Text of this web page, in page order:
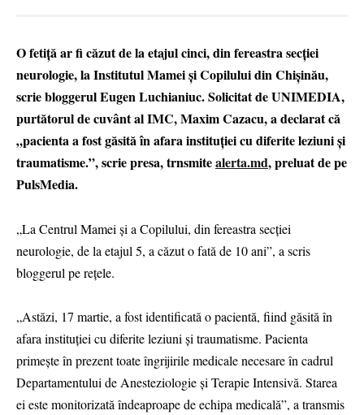
O fetiță ar fi căzut de la etajul cinci, din fereastra secției
neurologie, la Institutul Mamei și Copilului din Chișinău,
scrie bloggerul Eugen Luchianiuc. Solicitat de UNIMEDIA,
purtătorul de cuvânt al IMC, Maxim Cazacu, a declarat că
„pacienta a fost găsită în afara instituției cu diferite leziuni și
traumatisme.”, scrie presa, trnsmitealerta.md, preluat de pe
PulsMedia.
„La Centrul Mamei și a Copilului, din fereastra secției
neurologie, de la etajul 5, a căzut o fată de 10 ani”, a scris
bloggerul pe rețele.
„Astăzi, 17 martie, a fost identificată o pacientă, fiind găsită în
afara instituției cu diferite leziuni și traumatisme. Pacienta
primește în prezent toate îngrijirile medicale necesare în cadrul
Departamentului de Anesteziologie și Terapie Intensivă. Starea
ei este monitorizată îndeaproape de echipa medicală”, a transmis